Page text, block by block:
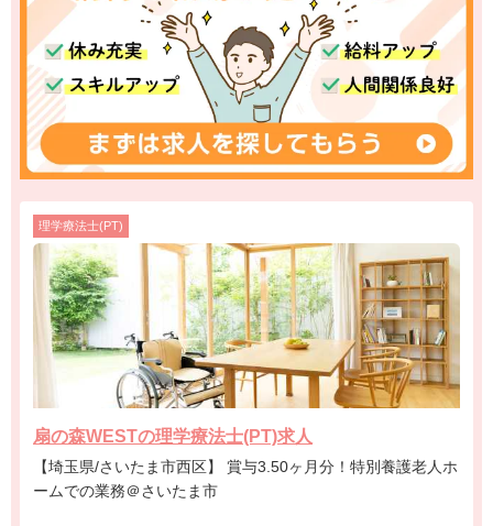
理学療法士(PT)
扇の森WESTの理学療法士(PT)求人
【埼玉県/さいたま市西区】 賞与3.50ヶ月分！特別養護老人ホ
ームでの業務＠さいたま市